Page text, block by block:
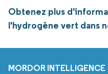
Obtenez plus
l'hydrogène vert dans
MORDOR INTELLIGENCE